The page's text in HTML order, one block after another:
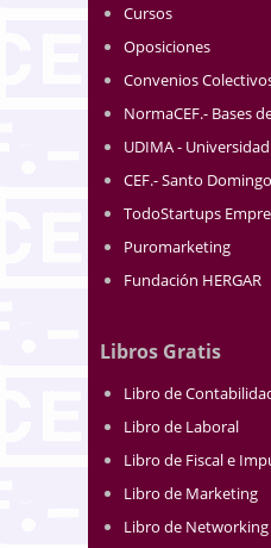
Cursos
Oposiciones
Convenios
NormaCEF.- Bases
UDIMA -
CEF.- Santo Domingo
TodoStartups
Puromarketing
Fundación HERGAR
Libros Gratis
Libro de
Libro de Laboral
Libro de Fiscal e
Libro de Marketing
Libro de Networking